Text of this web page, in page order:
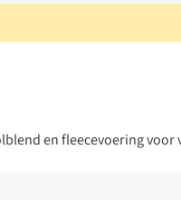
en fleecevoering